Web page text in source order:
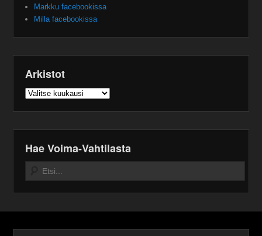
Markku facebookissa
Milla facebookissa
Arkistot
Arkistot
Hae Voima-Vahtilasta
Search